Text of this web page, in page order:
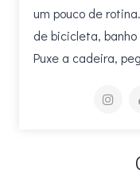
um pouco de
de bicicleta,
Puxe a cadeira,